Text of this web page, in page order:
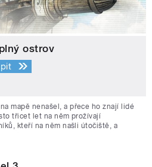
ostrov
mapě nenašel, a přece ho znají lidé
třicet let na něm prožívají
kteří na něm našli útočiště, a